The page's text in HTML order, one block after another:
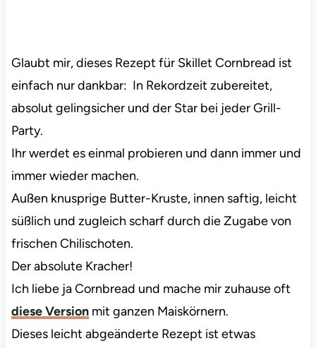
Glaubt mir, dieses Rezept für Skillet Cornbread ist
einfach nur dankbar: In Rekordzeit zubereitet,
absolut gelingsicher und der Star bei jeder Grill-
Party.
Ihr werdet es einmal probieren und dann immer und
immer wieder machen.
Außen knusprige Butter-Kruste, innen saftig, leicht
süßlich und zugleich scharf durch die Zugabe von
frischen Chilischoten.
Der absolute Kracher!
Ich liebe ja Cornbread und mache mir zuhause oft
diese Versionmit ganzen Maiskörnern.
Dieses leicht abgeänderte Rezept ist etwas